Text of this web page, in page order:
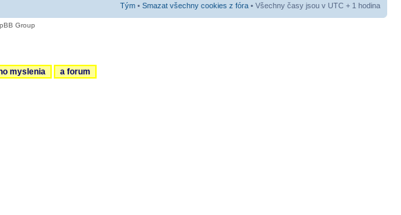
Tým • Smazat všechny cookies z fóra • Všechny časy jsou v UTC + 1 hodina
Group
myslenia a forum